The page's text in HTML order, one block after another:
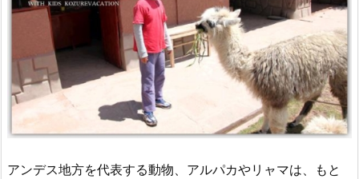
アンデス地方を代表する動物、アルパカやリャマは、もと